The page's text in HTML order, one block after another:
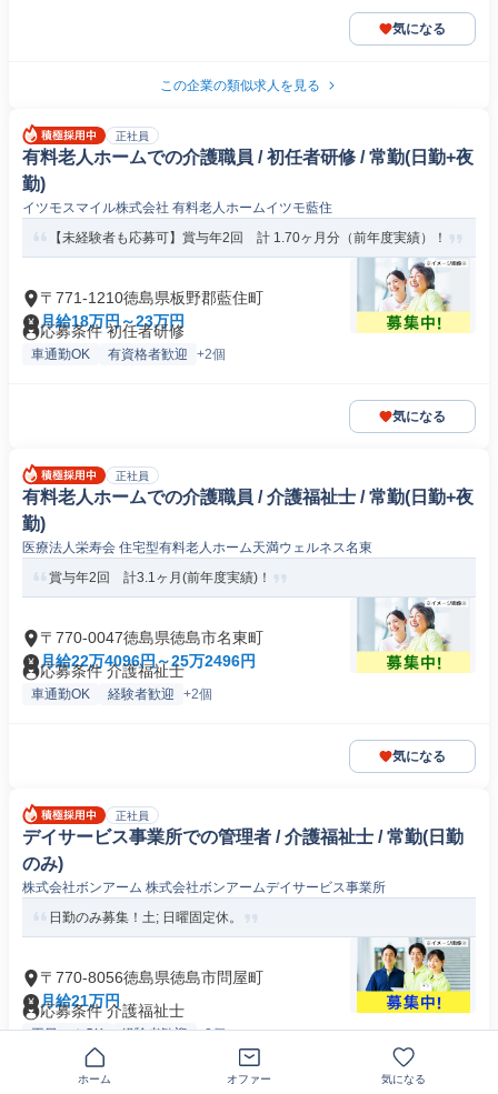
気になる
この企業の類似求人を見る
正社員
有料老人ホームでの介護職員 / 初任者研修 / 常勤(日勤+夜
勤)
イツモスマイル株式会社 有料老人ホームイツモ藍住
【未経験者も応募可】賞与年2回 計 1.70ヶ月分（前年度実績）！
〒771-1210徳島県板野郡藍住町
月給18万円～23万円
応募条件 初任者研修
車通勤OK 有資格者歓迎 +2個
気になる
正社員
有料老人ホームでの介護職員 / 介護福祉士 / 常勤(日勤+夜
勤)
医療法人栄寿会 住宅型有料老人ホーム天満ウェルネス名東
賞与年2回 計3.1ヶ月(前年度実績)！
〒770-0047徳島県徳島市名東町
月給22万4096円～25万2496円
応募条件 介護福祉士
車通勤OK 経験者歓迎 +2個
気になる
正社員
デイサービス事業所での管理者 / 介護福祉士 / 常勤(日勤
のみ)
株式会社ボンアーム 株式会社ボンアームデイサービス事業所
日勤のみ募集！土; 日曜固定休。
〒770-8056徳島県徳島市問屋町
月給21万円
応募条件 介護福祉士
平日のみOK 経験者歓迎 +2個
ホーム オファー 気になる